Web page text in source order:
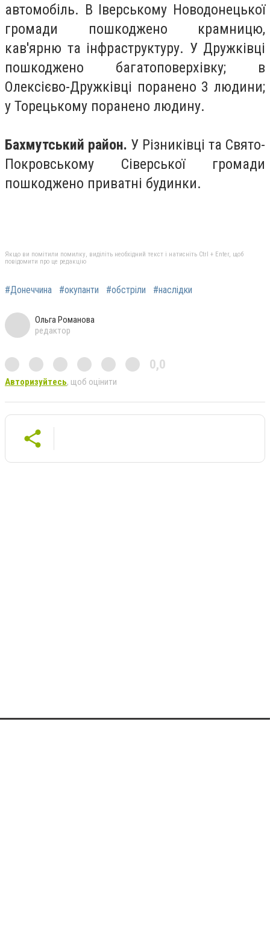
автомобіль. В Іверському Новодонецької
громади пошкоджено крамницю,
кав'ярню та інфраструктуру. У Дружківці
пошкоджено багатоповерхівку; в
Олексієво-Дружківці поранено 3 людини;
у Торецькому поранено людину.
Бахмутський район. У Різниківці та Свято-
Покровському Сіверської громади
пошкоджено приватні будинки.
Якщо ви помітили помилку, виділіть необхідний текст і натисніть Ctrl + Enter, щоб
повідомити про це редакцію
#Донеччина #окупанти #обстріли #наслідки
Ольга Романова
редактор
0,0
Авторизуйтесь, щоб оцінити